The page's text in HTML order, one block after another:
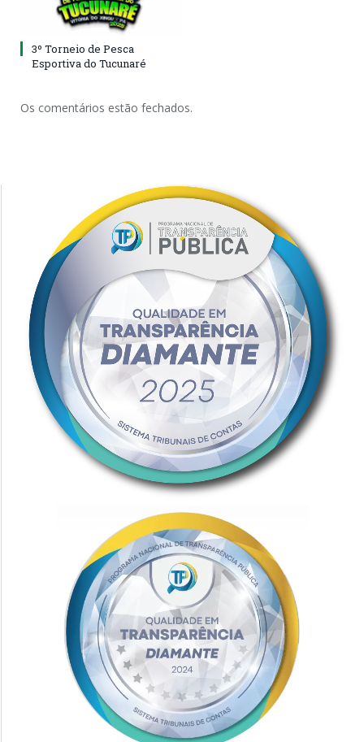
3º Torneio de Pesca
Esportiva do Tucunaré
Os comentários estão fechados.